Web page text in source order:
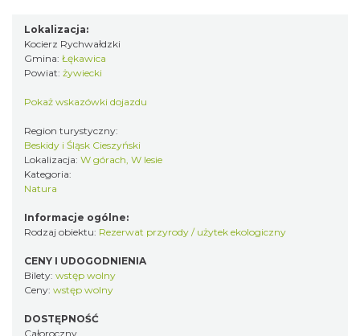
Lokalizacja:
Kocierz Rychwałdzki
Gmina: Łękawica
Powiat: żywiecki
Pokaż wskazówki dojazdu
Region turystyczny:
Beskidy i Śląsk Cieszyński
Lokalizacja: W górach, W lesie
Kategoria:
Natura
Informacje ogólne:
Rodzaj obiektu: Rezerwat przyrody / użytek ekologiczny
CENY I UDOGODNIENIA
Bilety: wstęp wolny
Ceny: wstęp wolny
DOSTĘPNOŚĆ
Całoroczny